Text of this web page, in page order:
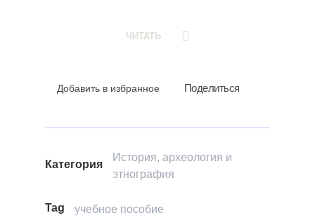
ЧИТАТЬ
Добавить в избранное Поделиться
Категория
История, археология и
этнография
Tag учебное пособие